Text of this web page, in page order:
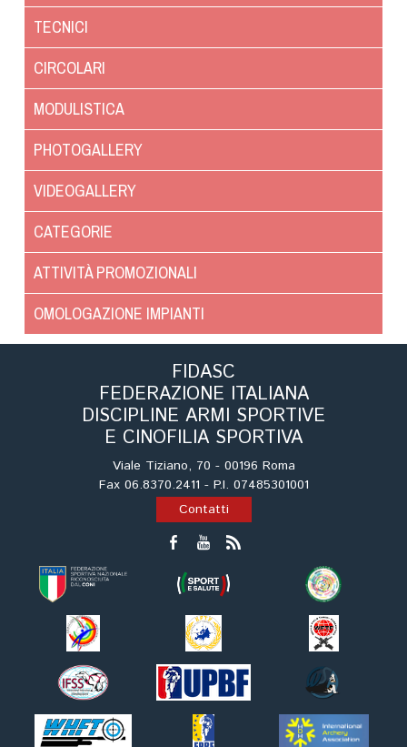
TECNICI
CIRCOLARI
MODULISTICA
PHOTOGALLERY
VIDEOGALLERY
CATEGORIE
ATTIVITÀ PROMOZIONALI
OMOLOGAZIONE IMPIANTI
FIDASC
FEDERAZIONE ITALIANA
DISCIPLINE ARMI SPORTIVE
E CINOFILIA SPORTIVA
Viale Tiziano, 70 - 00196 Roma
Fax 06.8370.2411 - P.I. 07485301001
Contatti
Direttori di Gara
Organi di Giustizia - Dispositivi
Guida Locandine Ufficiali
Tiro di Campagna
English e Training Sporting
Tiro con l'arco da caccia
Paintball
Softair
Cinofilia Sportiva
Agility
DiscDog
Dog Balance
Dog Trail